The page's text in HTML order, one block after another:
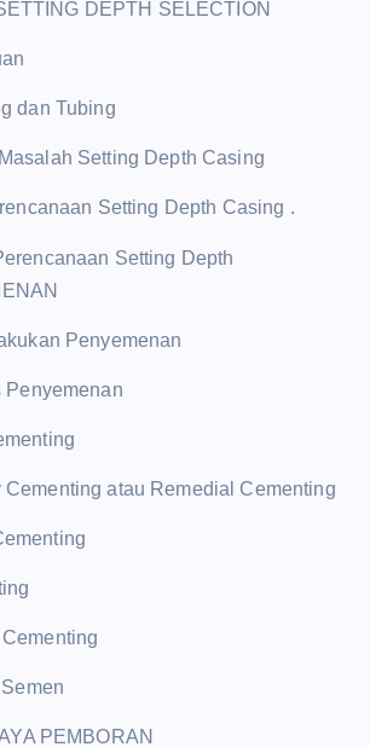
DEPTH SELECTION
Tubing
Setting Depth Casing
Setting Depth Casing .
Setting Depth
Penyemenan
atau Remedial Cementing
PEMBORAN